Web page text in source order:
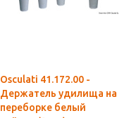
Osculati 41.172.00 -
Держатель удилища на
переборке белый